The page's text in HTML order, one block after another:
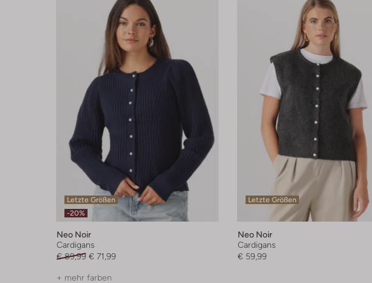
Letzte Größen
-20%
Neo Noir
Cardigans
€ 89,99 € 71,99
+ mehr farben
Letzte Größen
Neo Noir
Cardigans
€ 59,99